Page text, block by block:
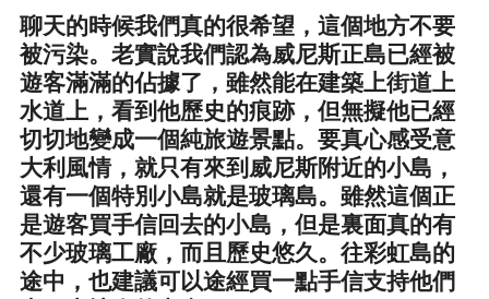
聊天的時候我們真的很希望，這個地方不要
被污染。老實說我們認為威尼斯正島已經被
遊客滿滿的佔據了，雖然能在建築上街道上
水道上，看到他歷史的痕跡，但無擬他已經
切切地變成一個純旅遊景點。要真心感受意
大利風情，就只有來到威尼斯附近的小島，
還有一個特別小島就是玻璃島。雖然這個正
是遊客買手信回去的小島，但是裏面真的有
不少玻璃工廠，而且歷史悠久。往彩虹島的
途中，也建議可以途經買一點手信支持他們